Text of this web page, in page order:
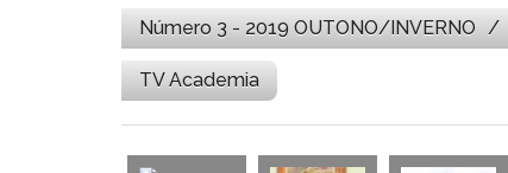
Número 3 - 2019 OUTONO/INVERNO
TV Academia